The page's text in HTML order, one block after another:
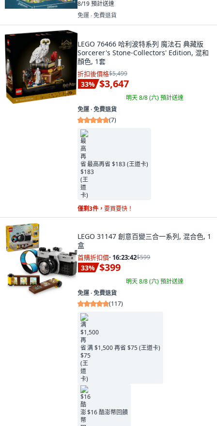
8/19預計送達
免運 ∙ 免費退貨
LEGO 76466 哈利波特系列 魔法石 典藏版
Sorcerer's Stone-Collectors' Edition, 混和
顏色, 1套
折扣後價格$5,499
33% $3,647
明天 8/8 (六)預計送達
免運 ∙ 免費退貨
(7)
最高再省 $183 (王道卡)
僅剩3件， 要買要快！
LEGO 31147 創意百變三合一系列, 混合色, 1
盒
首購折扣價· 16:23:41$599
33% $399
明天 8/8 (六)預計送達
免運 ∙ 免費退貨
(117)
满 $1,500 再省 $75 (王道卡)
$16 酷澎幣回饋